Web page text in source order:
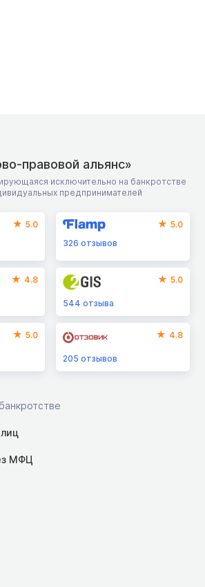
правовой альянс»
исключительно на банкротстве
предпринимателей
5.0
5.0
326отзывов
4.8 5.0
544отзыва
5.0 4.8
205отзывов
МФЦ